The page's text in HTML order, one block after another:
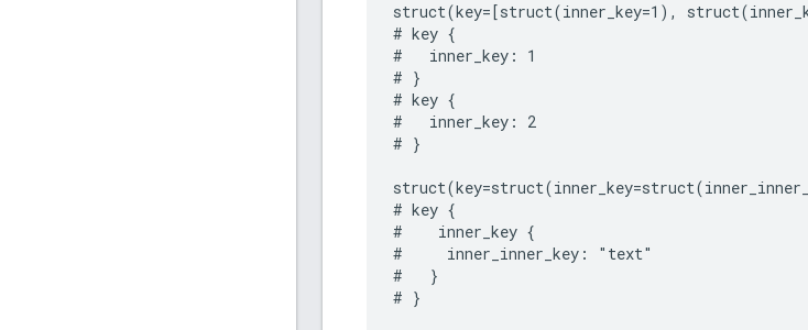
struct(key=[struct(inner_key=1),
# key {
#   inner_key: 1
# }
# key {
#   inner_key: 2
# }
# key {
#    inner_key {
#     inner_inner_key: "text"
#   }
# }